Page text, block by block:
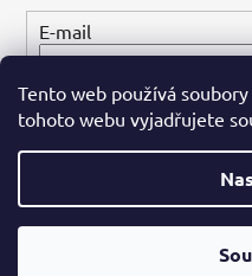
Tento web používá
tohoto webu vyjadřujete
E-mail
PŘIHLÁSIT SE